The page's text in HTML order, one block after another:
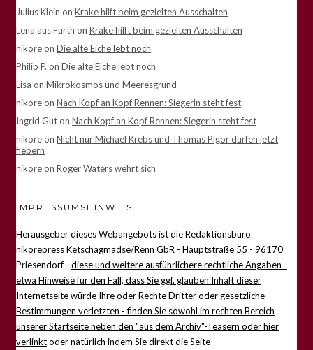
Julius Klein on Krake hilft beim gezielten Ausschalten
Lena aus Fürth on Krake hilft beim gezielten Ausschalten
nikoreon Die alte Eiche lebt noch
Philip P. on Die alte Eiche lebt noch
Lisa on Mikrokosmos und Meeresgrund
nikoreon Nach Kopf an Kopf Rennen: Siegerin steht fest
Ingrid Guton Nach Kopf an Kopf Rennen: Siegerin steht fest
nikoreon Nicht nur Michael Krebs und Thomas Pigor dürfen jetzt
fiebern
nikoreon Roger Waters wehrt sich
IMPRESSUMSHINWEIS
Herausgeber dieses Webangebots ist die Redaktionsbüro
nikorepress Ketschagmadse/Renn GbR - Hauptstraße 55 - 96170
Priesendorf - diese und weitere ausführlichere rechtliche Angaben -
etwa Hinweise für den Fall, dass Sie ggf. glauben Inhalt dieser
Internetseite würde Ihre oder Rechte Dritter oder gesetzliche
Bestimmungen verletzten - finden Sie sowohl im rechten Bereich
unserer Startseite neben den "aus dem Archiv"-Teasern oder hier
verlinktoder natürlich indem Sie direkt die Seite